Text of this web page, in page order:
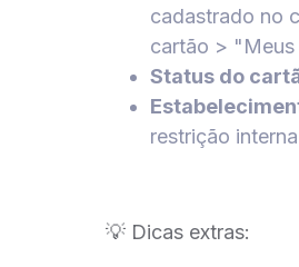
cadastrado no
cartão >
Status do
restrição interna
💡 Dicas extras: